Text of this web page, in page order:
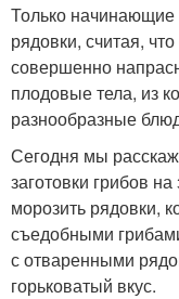
Только начинающие
рядовки, считая,
совершенно
плодовые тела, из
разнообразные
Сегодня мы
заготовки грибов
морозить рядовки,
съедобными
с отваренными
горьковатый вкус.